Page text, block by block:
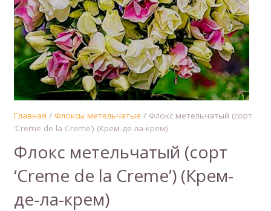
Главная / Флоксы метельчатые / Флокс метельчатый (сорт
‘Creme de la Creme’) (Крем-де-ла-крем)
Флокс метельчатый (сорт
‘Creme de la Creme’) (Крем-
де-ла-крем)